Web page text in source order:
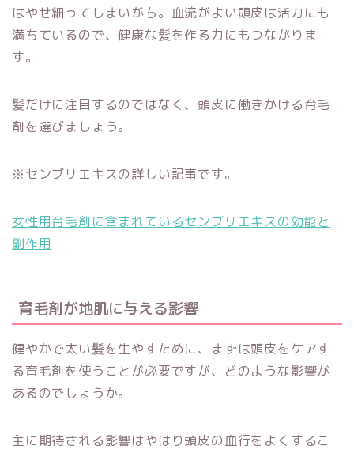
はやせ細ってしまいがち。血流がよい頭皮は活力にも
満ちているので、健康な髪を作る力にもつながりま
す。
髪だけに注目するのではなく、頭皮に働きかける育毛
剤を選びましょう。
※センブリエキスの詳しい記事です。
女性用育毛剤に含まれているセンブリエキスの効能と
副作用
育毛剤が地肌に与える影響
健やかで太い髪を生やすために、まずは頭皮をケアす
る育毛剤を使うことが必要ですが、どのような影響が
あるのでしょうか。
主に期待される影響はやはり頭皮の血行をよくするこ